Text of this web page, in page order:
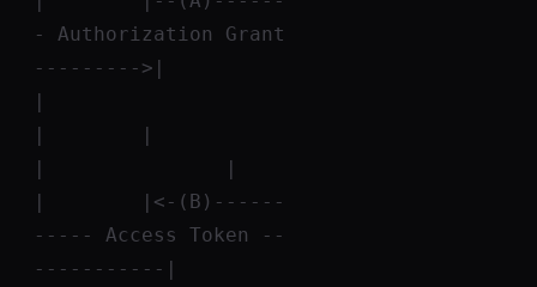
- Authorization Grant
--------->|
|
|        |
|               |
|        |<-(B)------
----- Access Token --
-----------|